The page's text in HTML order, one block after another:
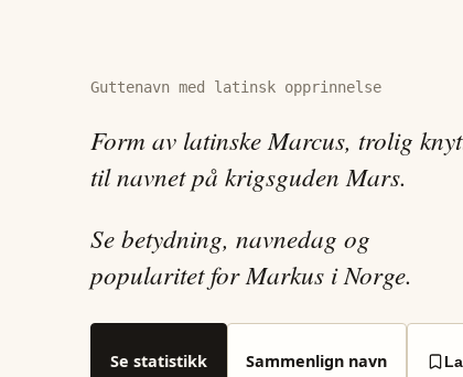
Guttenavn med latinsk opprinnelse
Form av latinske Marcus, trolig
til navnet på krigsguden Mars.
Se betydning, navnedag og
popularitet for Markus i Norge.
Se statistikk Sammenlign navn